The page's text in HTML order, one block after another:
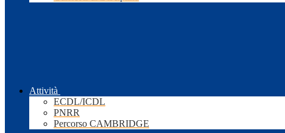
Attività
ECDL/ICDL
PNRR
Percorso CAMBRIDGE